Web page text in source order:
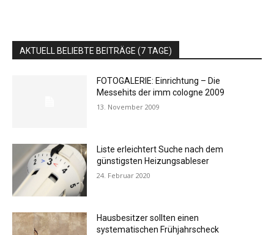
AKTUELL BELIEBTE BEITRÄGE (7 TAGE)
FOTOGALERIE: Einrichtung – Die
Messehits der imm cologne 2009
13. November 2009
Liste erleichtert Suche nach dem
günstigsten Heizungsableser
24. Februar 2020
Hausbesitzer sollten einen
systematischen Frühjahrscheck